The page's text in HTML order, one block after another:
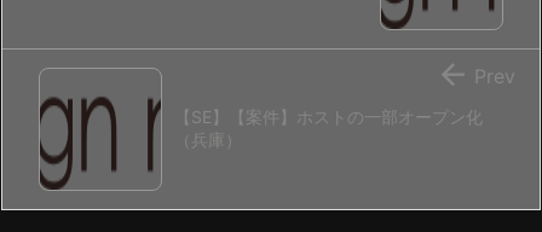
【SE】【案件】ホストの一部オープン化
（兵庫）
 Prev